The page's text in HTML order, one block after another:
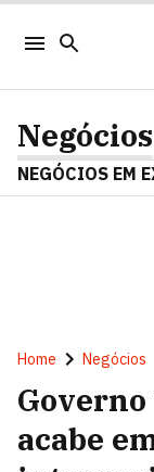
Negócios
NEGÓCIOS EM
Home Negócios
acabe